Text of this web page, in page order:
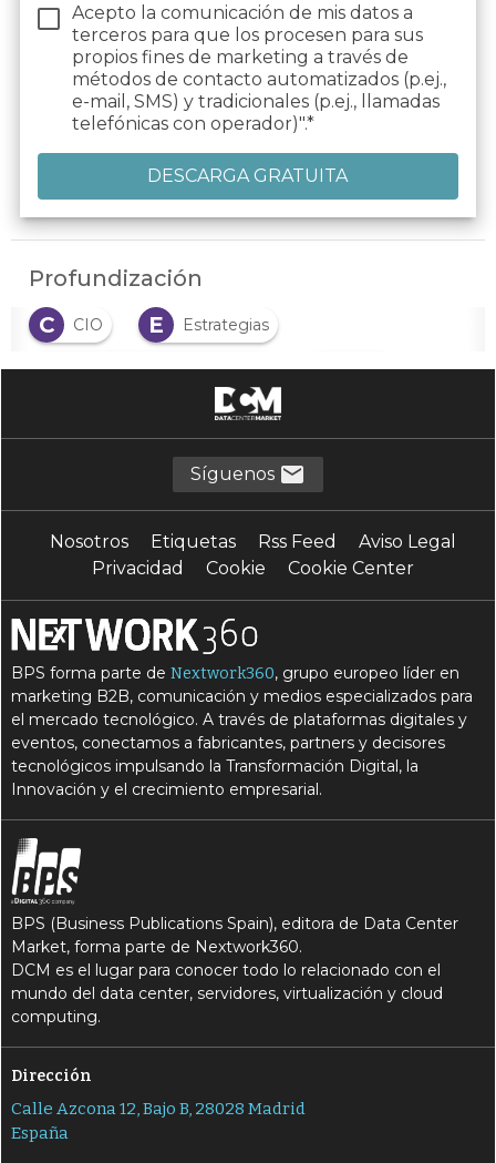
Acepto la comunicación de mis datos a
terceros para que los procesen para sus
propios fines de marketing a través de
métodos de contacto automatizados (p.ej.,
e-mail, SMS) y tradicionales (p.ej., llamadas
telefónicas con operador)".*
Profundización
C
CIO E Estrategias
E Experiencia de empleado M MAC
Transformación digital
Síguenos
Nosotros Etiquetas Rss Feed
Aviso Legal
Privacidad
Cookie Cookie Center
BPS forma parte deNextwork360, grupo europeo líder en
marketing B2B, comunicación y medios especializados para
el mercado tecnológico. A través de plataformas digitales y
eventos, conectamos a fabricantes, partners y decisores
tecnológicos impulsando la Transformación Digital, la
Innovación y el crecimiento empresarial.
BPS (Business Publications Spain), editora de Data Center
Market, forma parte de Nextwork360.
DCM es el lugar para conocer todo lo relacionado con el
mundo del data center, servidores, virtualización y cloud
computing.
Dirección
Calle Azcona 12, Bajo B, 28028 Madrid
España